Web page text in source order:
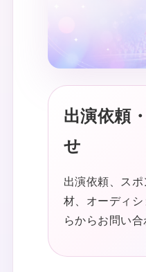
出演依頼
せ
出演依頼、ス
材、オーディ
らからお問い合